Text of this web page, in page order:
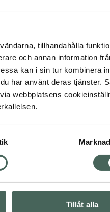
tillhandahålla
och annan information
kan i sin tur kombinera
har använt deras tjänster.
webbplatsens
Tillåt alla